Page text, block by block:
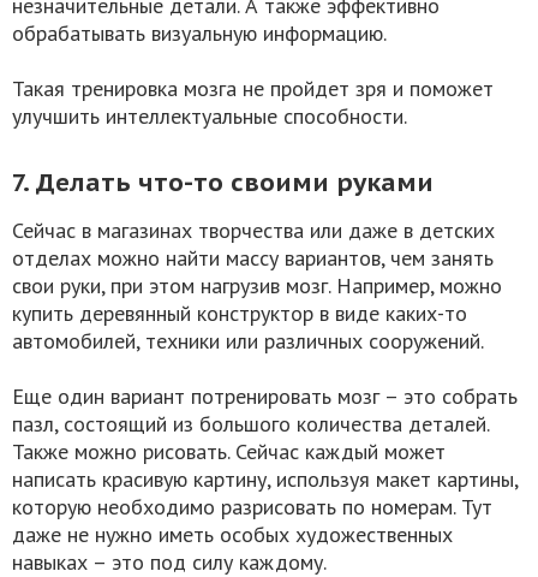
обрабатывать визуальную информацию.
Такая тренировка мозга не пройдет зря и поможет
улучшить интеллектуальные способности.
7. Делать что-то своими руками
Сейчас в магазинах творчества или даже в детских
отделах можно найти массу вариантов, чем занять
свои руки, при этом нагрузив мозг. Например, можно
купить деревянный конструктор в виде каких-то
автомобилей, техники или различных сооружений.
Еще один вариант потренировать мозг – это собрать
пазл, состоящий из большого количества деталей.
Также можно рисовать. Сейчас каждый может
написать красивую картину, используя макет картины,
которую необходимо разрисовать по номерам. Тут
даже не нужно иметь особых художественных
навыках – это под силу каждому.